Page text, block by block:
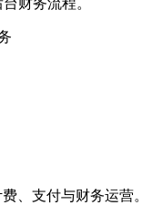
、支付与财务运营。